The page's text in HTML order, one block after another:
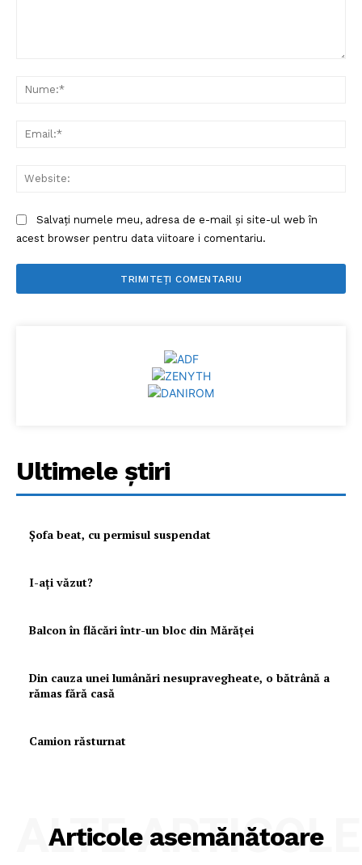
Salvați numele meu, adresa de e-mail și site-ul web în
acest browser pentru data viitoare i comentariu.
Ultimele ştiri
Şofa beat, cu permisul suspendat
I-aţi văzut?
Balcon în flăcări într-un bloc din Mărăţei
Din cauza unei lumânări nesupravegheate, o bătrână a
rămas fără casă
Camion răsturnat
Articole asemănătoare
ALTE ARTICOLE